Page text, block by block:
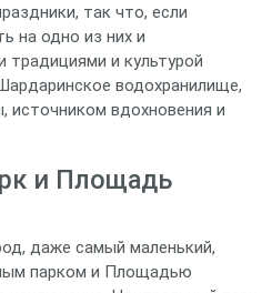
так что, если
на одно из них и
и культурой
водохранилище,
источником вдохновения и
и Площадь
даже самый маленький,
парком и Площадью